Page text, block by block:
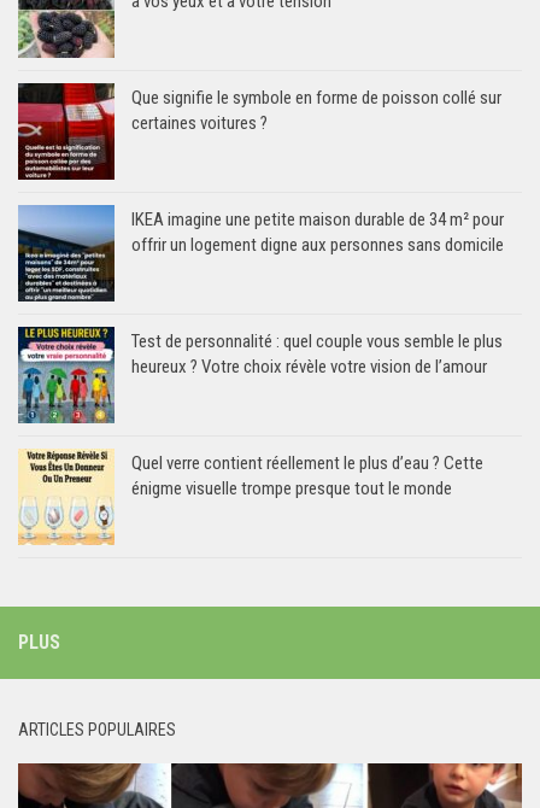
Que signifie le symbole en forme de poisson collé sur
certaines voitures ?
IKEA imagine une petite maison durable de 34 m² pour
offrir un logement digne aux personnes sans domicile
Test de personnalité : quel couple vous semble le plus
heureux ? Votre choix révèle votre vision de l’amour
Quel verre contient réellement le plus d’eau ? Cette
énigme visuelle trompe presque tout le monde
PLUS
ARTICLES POPULAIRES